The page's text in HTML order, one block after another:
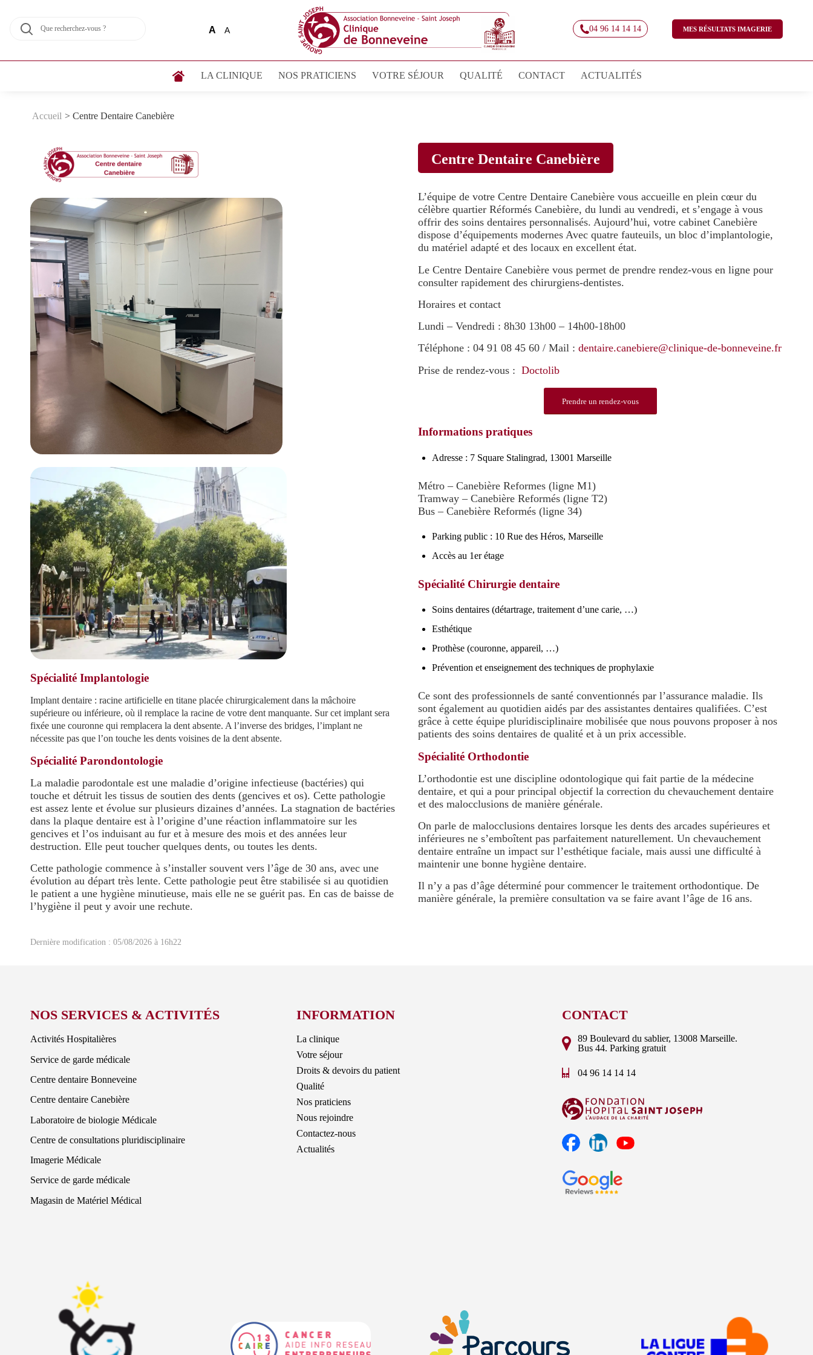
A A 04 96 14 14 14 MES RÉSULTATS IMAGERIE
LA CLINIQUE NOS PRATICIENS VOTRE SÉJOUR QUALITÉ CONTACT ACTUALITÉS
Accueil > Centre Dentaire Canebière
Spécialité Implantologie
Implant dentaire : racine artificielle en titane placée chirurgicalement dans la mâchoire
supérieure ou inférieure, où il remplace la racine de votre dent manquante. Sur cet implant sera
fixée une couronne qui remplacera la dent absente. A l’inverse des bridges, l’implant ne
nécessite pas que l’on touche les dents voisines de la dent absente.
Spécialité Parondontologie
La maladie parodontale est une maladie d’origine infectieuse (bactéries) qui
touche et détruit les tissus de soutien des dents (gencives et os). Cette pathologie
est assez lente et évolue sur plusieurs dizaines d’années. La stagnation de bactéries
dans la plaque dentaire est à l’origine d’une réaction inflammatoire sur les
gencives et l’os induisant au fur et à mesure des mois et des années leur
destruction. Elle peut toucher quelques dents, ou toutes les dents.
Cette pathologie commence à s’installer souvent vers l’âge de 30 ans, avec une
évolution au départ très lente. Cette pathologie peut être stabilisée si au quotidien
le patient a une hygiène minutieuse, mais elle ne se guérit pas. En cas de baisse de
l’hygiène il peut y avoir une rechute.
Centre Dentaire Canebière
L’équipe de votre Centre Dentaire Canebière vous accueille en plein cœur du
célèbre quartier Réformés Canebière, du lundi au vendredi, et s’engage à vous
offrir des soins dentaires personnalisés. Aujourd’hui, votre cabinet Canebière
dispose d’équipements modernes Avec quatre fauteuils, un bloc d’implantologie,
du matériel adapté et des locaux en excellent état.
Le Centre Dentaire Canebière vous permet de prendre rendez-vous en ligne pour
consulter rapidement des chirurgiens-dentistes.
Horaires et contact
Lundi – Vendredi : 8h30 13h00 – 14h00-18h00
Téléphone : 04 91 08 45 60 / Mail : dentaire.canebiere@clinique-de-bonneveine.fr
Prise de rendez-vous : Doctolib
Prendre un rendez-vous
Informations pratiques
Adresse : 7 Square Stalingrad, 13001 Marseille
Métro – Canebière Reformes (ligne M1)
Tramway – Canebière Reformés (ligne T2)
Bus – Canebière Reformés (ligne 34)
Parking public : 10 Rue des Héros, Marseille
Accès au 1er étage
Spécialité Chirurgie dentaire
Soins dentaires (détartrage, traitement d’une carie, …)
Esthétique
Prothèse (couronne, appareil, …)
Prévention et enseignement des techniques de prophylaxie
Ce sont des professionnels de santé conventionnés par l’assurance maladie. Ils
sont également au quotidien aidés par des assistantes dentaires qualifiées. C’est
grâce à cette équipe pluridisciplinaire mobilisée que nous pouvons proposer à nos
patients des soins dentaires de qualité et à un prix accessible.
Spécialité Orthodontie
L’orthodontie est une discipline odontologique qui fait partie de la médecine
dentaire, et qui a pour principal objectif la correction du chevauchement dentaire
et des malocclusions de manière générale.
On parle de malocclusions dentaires lorsque les dents des arcades supérieures et
inférieures ne s’emboîtent pas parfaitement naturellement. Un chevauchement
dentaire entraîne un impact sur l’esthétique faciale, mais aussi une difficulté à
maintenir une bonne hygiène dentaire.
Il n’y a pas d’âge déterminé pour commencer le traitement orthodontique. De
manière générale, la première consultation va se faire avant l’âge de 16 ans.
Dernière modification : 05/08/2026 à 16h22
NOS SERVICES & ACTIVITÉS
Activités Hospitalières
Service de garde médicale
Centre dentaire Bonneveine
Centre dentaire Canebière
Laboratoire de biologie Médicale
Centre de consultations pluridisciplinaire
Imagerie Médicale
Service de garde médicale
Magasin de Matériel Médical
INFORMATION
La clinique
Votre séjour
Droits & devoirs du patient
Qualité
Nos praticiens
Nous rejoindre
Contactez-nous
Actualités
CONTACT
89 Boulevard du sablier, 13008 Marseille.
Bus 44. Parking gratuit
04 96 14 14 14